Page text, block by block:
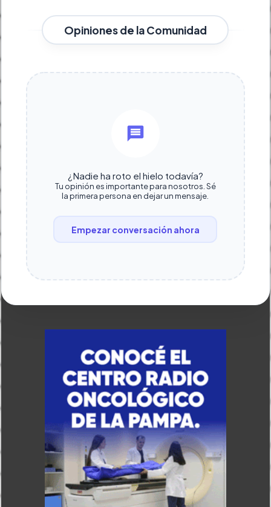
Opiniones de la Comunidad
¿Nadie ha roto el hielo todavía?
Tu opinión es importante para nosotros. Sé
la primera persona en dejar un mensaje.
Empezar conversación ahora